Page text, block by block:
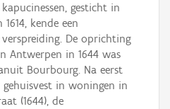
gesticht in
kende een
De oprichting
Antwerpen in 1644 was
Bourbourg. Na eerst
in woningen in
(1644), de